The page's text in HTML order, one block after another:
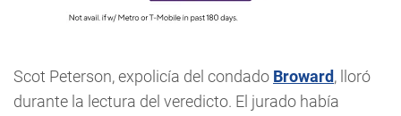
Scot Peterson, expolicía del condado Broward, lloró
durante la lectura del veredicto. El jurado había